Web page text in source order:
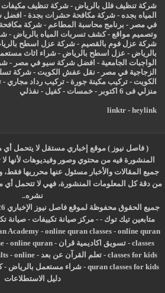
شركة تنظيف فلل بالرياض -شركة تنظيف مكيفات
المياه بجده -شركة مكافحة حشرات بجدة - افضل
في مصر - برنامج محاسبة المطاعم -شركة
وتصميم مواقع -كشف تسربات المياه بالرياض -
شركة عزل فوم بالقصيم -شركة عزل اسطح
بالرياض - عزل اسطح بالرياض -شراء اثاث
الواجبات الجامعية - افضل شركة سيو في مصر -
الزجاجية في مصر - نقل عفش الكويت -شركة
الكويت -تركيب مكينة جورة -تركيب رداد مجاري -
منزلي فى 6 اكتوبر
-خمسات -كفيل - نفذلي
linktr- heylink
( فاصل نيوز ) موقع إخباري مستقل لا يتحمل أي
المنشورة فيه من محتوي وصور وفيديوهات لأنها
جميع المقالات والأخبار مسئول عنها محرريها فقط،
من دقة كل المعلومات المنشورة، فهي لا تتحمل أي
نشره..
جميع الحقوق محفوظة لموقع فاصل نيوز الإخباري 2026 -
متابعين تيك توك -
-مركز صيانة تكييفات -صيانة
Academy- online quran classes- online quran
classes
- تسويق اكاديمية قران -
- online quran
classes for kids
- تعلم القرآن عن بعد -
- online
quran classes for kids
-شراء مستعمل بالرياض -
دليل الاستطلاعات